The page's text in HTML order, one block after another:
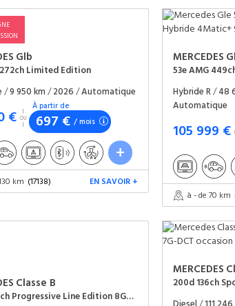
Glb
Limited Edition
/9 950 km/2026/Automatique
€
À partir de
697 € / mois
km (17138) EN SAVOIR +
MERCEDES
Hybride R/ 48
Automatique
105 999 €
à - de 70 km
Classe B
200d 150ch Progressive Line Edition 8G-DCT 8cv
MERCEDES
200d 136ch